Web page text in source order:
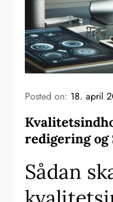
Posted on: 18. april
redigering og
Sådan